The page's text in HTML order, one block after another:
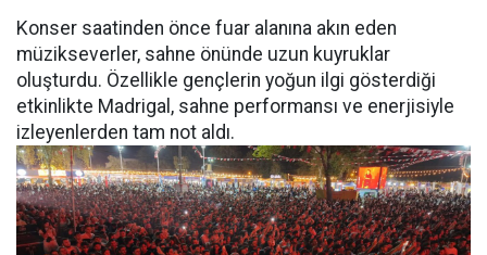
Konser saatinden önce fuar alanına akın eden
müzikseverler, sahne önünde uzun kuyruklar
oluşturdu. Özellikle gençlerin yoğun ilgi gösterdiği
etkinlikte Madrigal, sahne performansı ve enerjisiyle
izleyenlerden tam not aldı.